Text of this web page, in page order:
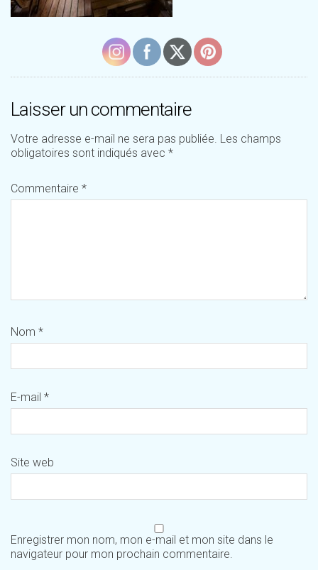
Laisser un commentaire
Votre adresse e-mail ne sera pas publiée. Les champs
obligatoires sont indiqués avec *
Commentaire *
Nom *
E-mail *
Site web
Enregistrer mon nom, mon e-mail et mon site dans le
navigateur pour mon prochain commentaire.